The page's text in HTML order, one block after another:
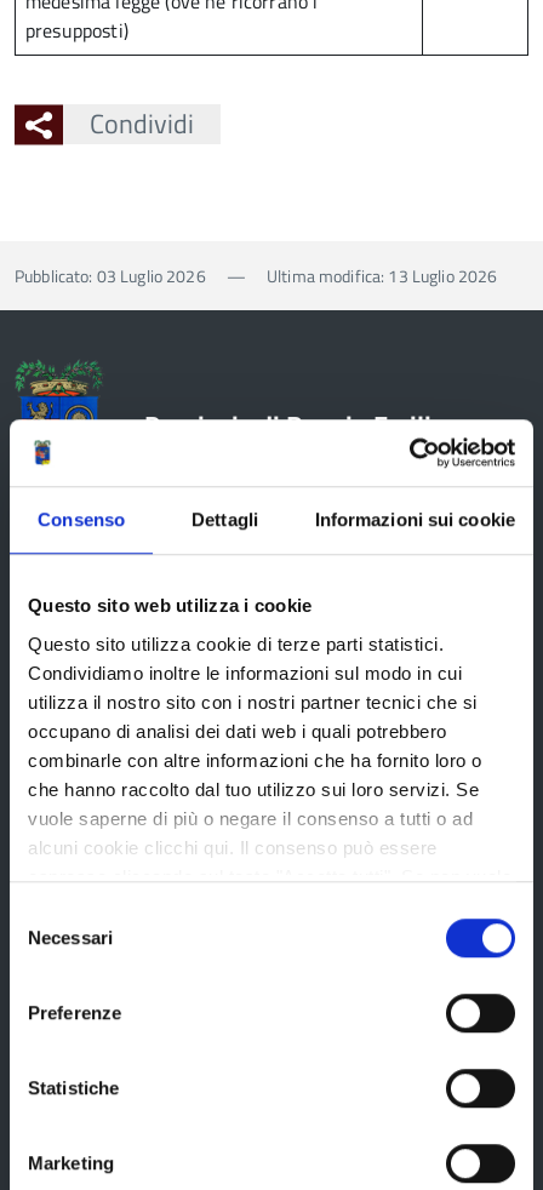
Consenso Dettagli Informazioni sui cookie
Questo sito web utilizza i cookie
Questo sito utilizza cookie di terze parti statistici.
Condividiamo inoltre le informazioni sul modo in cui
utilizza il nostro sito con i nostri partner tecnici che si
occupano di analisi dei dati web i quali potrebbero
combinarle con altre informazioni che ha fornito loro o
che hanno raccolto dal tuo utilizzo sui loro servizi. Se
vuole saperne di più o negare il consenso a tutti o ad
alcuni cookie clicchi qui. Il consenso può essere
espresso cliccando sul tasto "Accetta tutti". Se non vuole
tasto "Rifiuta".
delNecessari
Preferenze
Statistiche
Marketing
presupposti)
Condividi
Pubblicato: 03 Luglio 2026 — Ultima modifica: 13 Luglio 2026
Provincia di Reggio Emilia
Organi di governo
Statuto e Regolamenti
Amministrazione Trasparente
Uffici e orari
Storia della Provincia
Bandi e avvisi
Bandi di gara
Concorsi e selezioni